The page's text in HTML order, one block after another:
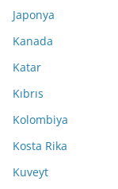
Japonya
Kanada
Katar
Kıbrıs
Kolombiya
Kosta Rika
Kuveyt